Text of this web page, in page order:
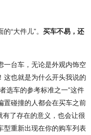
“大件儿”。买车不易，还
一台车，无论是外观内饰空
这也就是为什么开头我说的
选车的参考标准之一”这件
置碰撞的人都会在买车之前
有了存在的意义，也会让很
型重新出现在你的购车列表